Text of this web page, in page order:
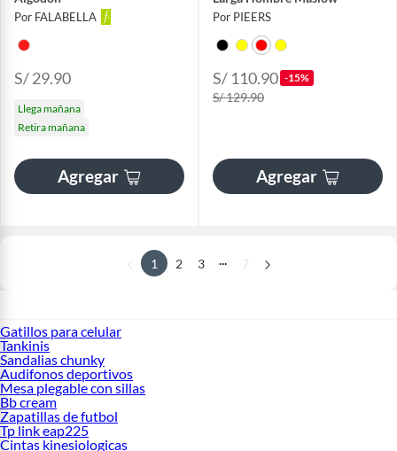
Por FALABELLA
S/ 29.90
Llega mañana
Retira mañana
Agregar
Por PIEERS
S/ 110.90 -15%
S/ 129.90
Agregar
1 2 3 ... 7
Gatillos para celular
Tankinis
Sandalias chunky
Audifonos deportivos
Mesa plegable con sillas
Bb cream
Zapatillas de futbol
Tp link eap225
Cintas kinesiologicas